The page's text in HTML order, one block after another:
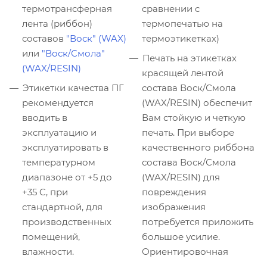
термотрансферная
лента (риббон)
составов "Воск" (WAX)
или "Воск/Смола"
(WAX/RESIN)
Этикетки качества ПГ
рекомендуется
вводить в
эксплуатацию и
эксплуатировать в
температурном
диапазоне от +5 до
+35 C, при
стандартной, для
производственных
помещений,
влажности.
сравнении с
термопечатью на
термоэтикетках)
Печать на этикетках
красящей лентой
состава Воск/Смола
(WAX/RESIN) обеспечит
Вам стойкую и четкую
печать. При выборе
качественного риббона
состава Воск/Смола
(WAX/RESIN) для
повреждения
изображения
потребуется приложить
большое усилие.
Ориентировочная